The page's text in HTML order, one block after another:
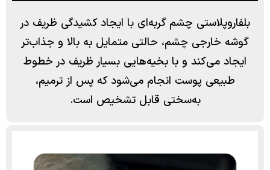
بلفاروپلاستی چشم گربه‌ای با ایجاد کشیدگی ظریف در
گوشه خارجی چشم، حالتی متمایل به بالا و جذاب‌تر
ایجاد می‌کند و با بخیه‌هایی بسیار ظریف در خطوط
طبیعی پوست انجام می‌شود که پس از ترمیم،
به‌سختی قابل تشخیص است.